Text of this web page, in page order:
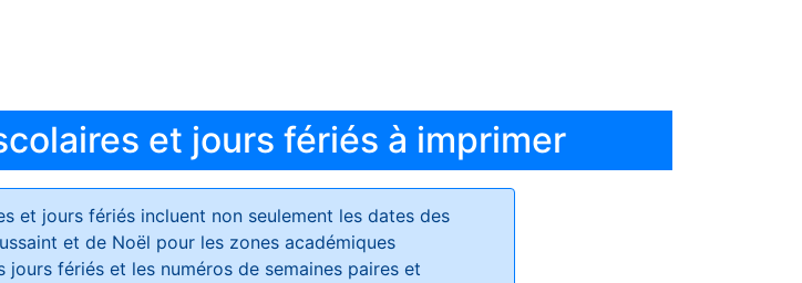
et jours fériés à imprimer
et jours fériésincluent non seulement les dates des
et de Noël pour les zones académiques
fériés et les numéros de semaines paires et